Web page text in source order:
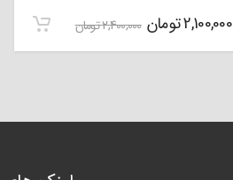
2,100,000تومان 2,400,000تومان